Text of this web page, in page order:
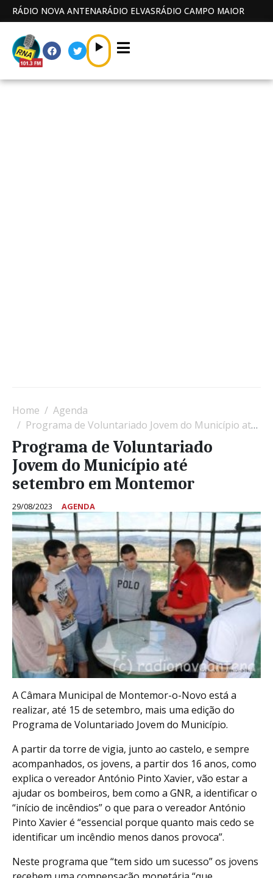
RÁDIO NOVA ANTENARÁDIO ELVASRÁDIO CAMPO MAIOR
Home
Agenda
Programa de Voluntariado Jovem do Município até setembro em Montemor
Programa de Voluntariado
Jovem do Município até
setembro em Montemor
29/08/2023 AGENDA
A Câmara Municipal de Montemor-o-Novo está a
realizar, até 15 de setembro, mais uma edição do
Programa de Voluntariado Jovem do Município.
A partir da torre de vigia, junto ao castelo, e sempre
acompanhados, os jovens, a partir dos 16 anos, como
explica o vereador António Pinto Xavier, vão estar a
ajudar os bombeiros, bem como a GNR, a identificar o
“início de incêndios” o que para o vereador António
Pinto Xavier é “essencial porque quanto mais cedo se
identificar um incêndio menos danos provoca”.
Neste programa que “tem sido um sucesso” os jovens